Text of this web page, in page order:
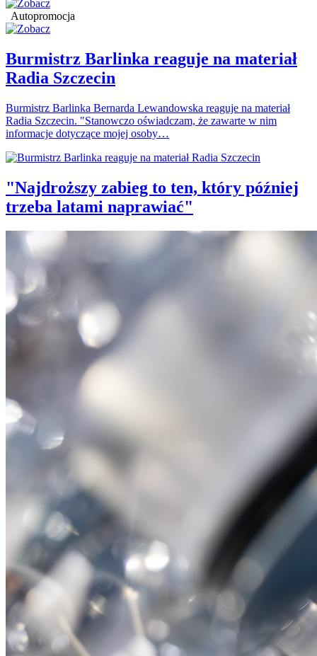
Autopromocja
Burmistrz Barlinka reaguje na materiał
Radia Szczecin
Burmistrz Barlinka Bernarda Lewandowska reaguje na materiał
Radia Szczecin. "Stanowczo oświadczam, że zawarte w nim
informacje dotyczące mojej osoby…
"Najdroższy zabieg to ten, który później
trzeba latami naprawiać"